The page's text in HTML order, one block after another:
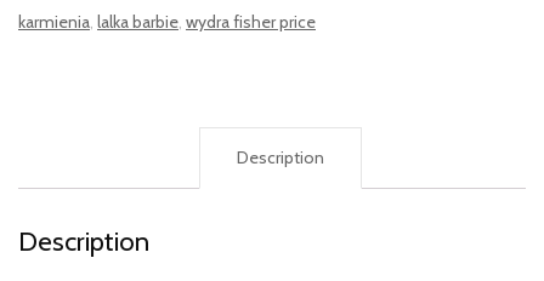
karmienia, lalka barbie, wydra fisher price
Description
Description